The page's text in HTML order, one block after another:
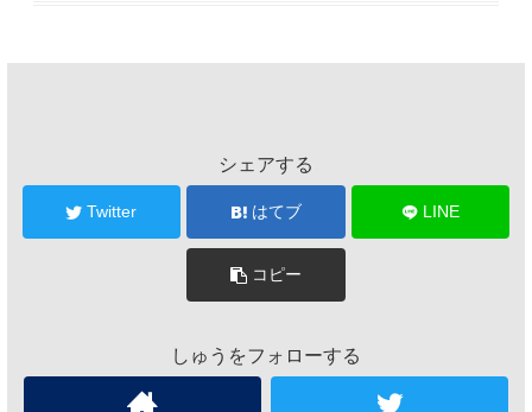
シェアする
Twitter はてブ LINE
コピー
しゅうをフォローする